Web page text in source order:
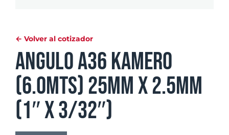
← Volver al cotizador
Angulo A36 Kamero
(6.0mts) 25mm x 2.5mm
(1″ x 3/32″)